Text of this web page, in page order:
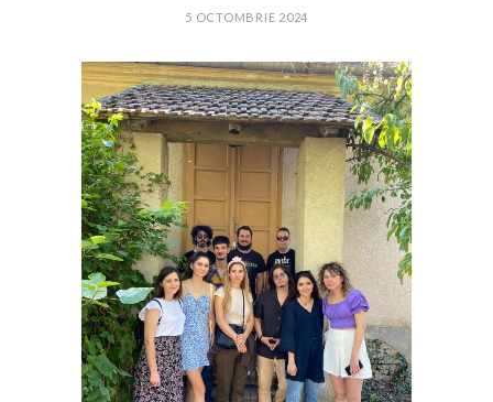
5 OCTOMBRIE 2024